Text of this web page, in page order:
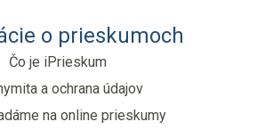
o prieskumoch
Čo je iPrieskum
a ochrana údajov
na online prieskumy